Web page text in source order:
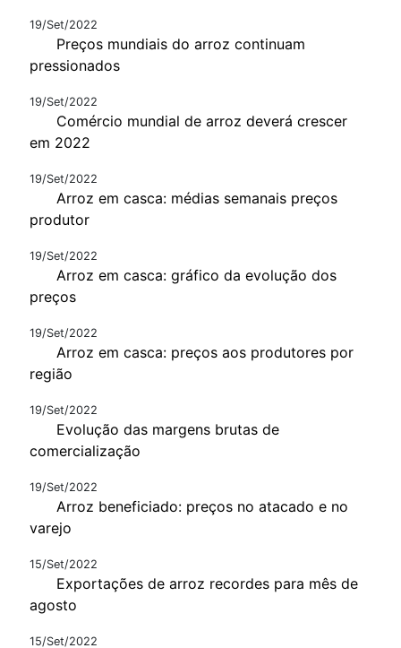
19/Set/2022
Preços mundiais do arroz continuam
pressionados
19/Set/2022
Comércio mundial de arroz deverá crescer
em 2022
19/Set/2022
Arroz em casca: médias semanais preços
produtor
19/Set/2022
Arroz em casca: gráfico da evolução dos
preços
19/Set/2022
Arroz em casca: preços aos produtores por
região
19/Set/2022
Evolução das margens brutas de
comercialização
19/Set/2022
Arroz beneficiado: preços no atacado e no
varejo
15/Set/2022
Exportações de arroz recordes para mês de
agosto
15/Set/2022